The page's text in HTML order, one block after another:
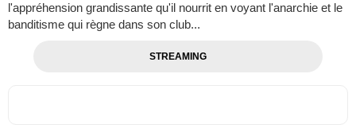
l'appréhension grandissante qu'il nourrit en voyant l'anarchie et le
banditisme qui règne dans son club...
STREAMING